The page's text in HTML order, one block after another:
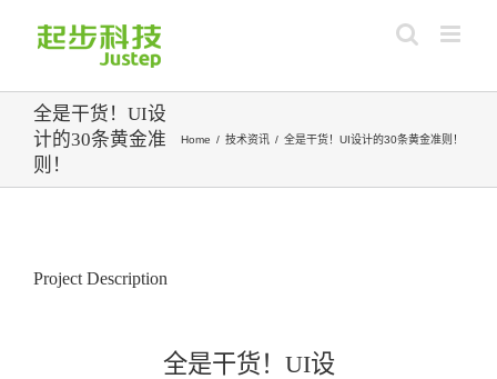
全是干货！UI设
计的30条黄金准
则！
Home / 技术资讯 / 全是干货！UI设计的30条黄金准则！
Project Description
全是干货！UI设